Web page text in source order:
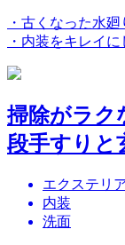
・古くなった水
・内装をキレイに
掃除がラク
段手すりと
エクステリ
内装
洗面